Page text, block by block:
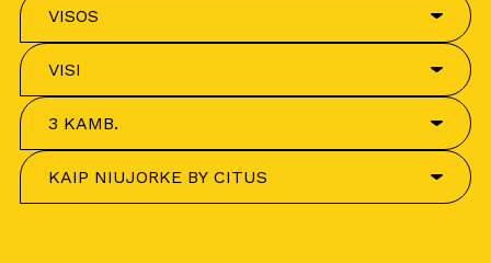
VISOS
VISI
3 KAMB.
KAIP NIUJORKE BY CITUS